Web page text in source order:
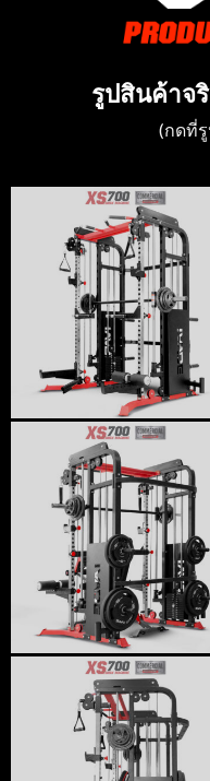
รูปสินค้าจ
(กดที่